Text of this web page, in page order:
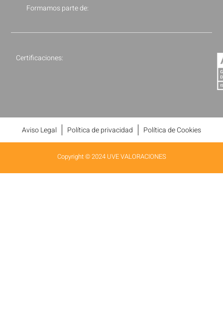
Formamos parte de:
Certificaciones:
Aviso Legal Política de privacidad Política de Cookies
Copyright © 2024 UVE VALORACIONES